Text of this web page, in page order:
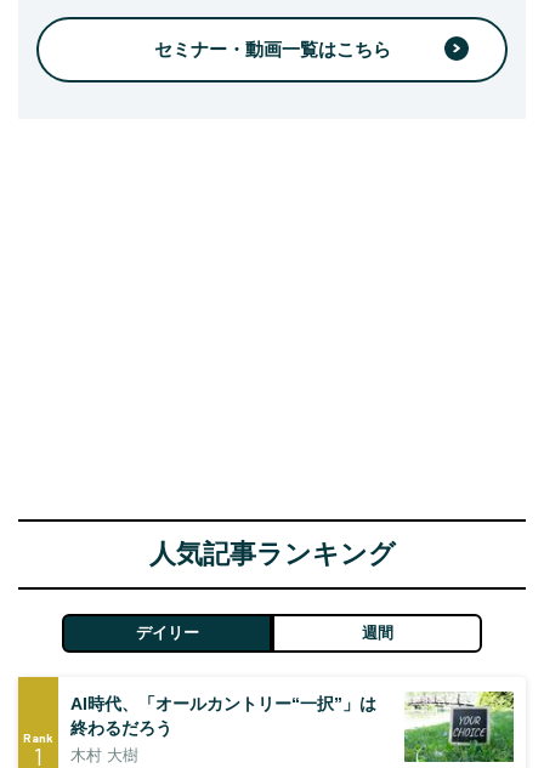
セミナー・動画一覧はこちら
人気記事ランキング
デイリー 週間
Rank
1
AI時代、「オールカントリー“一択”」は
終わるだろう
木村 大樹